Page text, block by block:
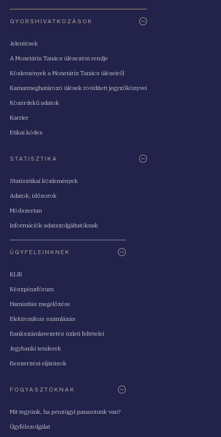
GYORSHIVATKOZÁSOK
Jelentések
A Monetáris Tanács ülésezési rendje
Közlemények a Monetáris Tanács üléseiről
Kamatmeghatározó ülések rövidített jegyzőkönyvei
Közérdekű adatok
Karrier
Etikai kódex
STATISZTIKA
Statisztikai közlemények
Adatok, idősorok
Módszertan
Információk adatszolgáltatóknak
ÜGYFELEINKNEK
KLIR
Készpénzfórum
Hamisítás megelőzése
Elektronikus számlázás
Bankszámlavezetés üzleti feltételei
Jegybanki tenderek
Beszerzési eljárások
FOGYASZTÓKNAK
Mit tegyünk, ha pénzügyi panaszunk van?
Ügyfélszolgálat